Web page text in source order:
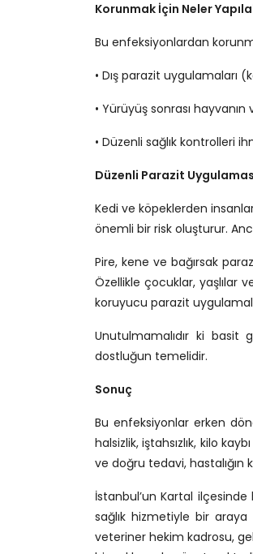
Korunmak İçin Neler
Bu enfeksiyonlardan
• Dış parazit uygulamaları
• Yürüyüş sonrası
• Düzenli sağlık kontrolleri
Düzenli Parazit
Kedi ve köpeklerden
önemli bir risk oluşturur.
Pire, kene ve bağırsak
Özellikle çocuklar, yaşlılar
koruyucu parazit
Unutulmamalıdır ki basit
dostluğun temelidir.
Sonuç
Bu enfeksiyonlar erken
halsizlik, iştahsızlık, kilo
ve doğru tedavi, hastalığın
İstanbul’un Kartal
sağlık hizmetiyle bir
veteriner hekim kadrosu,